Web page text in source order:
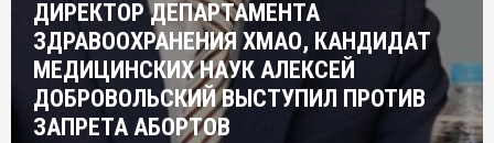
ДИРЕКТОР ДЕПАРТАМЕНТА
ЗДРАВООХРАНЕНИЯ ХМАО, КАНДИДАТ
МЕДИЦИНСКИХ НАУК АЛЕКСЕЙ
ДОБРОВОЛЬСКИЙ ВЫСТУПИЛ ПРОТИВ
ЗАПРЕТА АБОРТОВ